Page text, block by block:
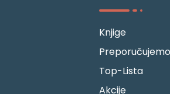
Knjige
Preporučujemo
Top-Lista
Akcije